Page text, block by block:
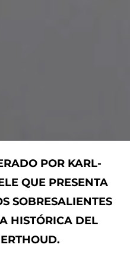
POR KARL-
QUE PRESENTA
SOBRESALIENTES
HISTÓRICA DEL